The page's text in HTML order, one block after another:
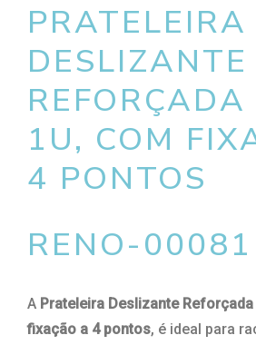
PRATELEIRA
DESLIZANTE
1U, COM
4 PONTOS
RENO-00081
A Prateleira Deslizante Reforçada
fixação a 4 pontos, é ideal para